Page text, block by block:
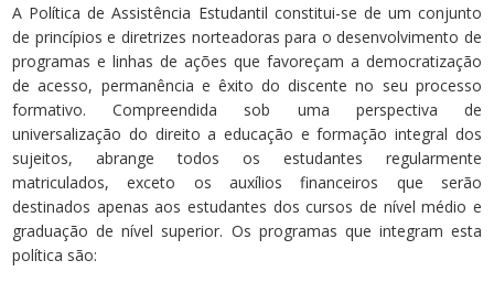
A Política de Assistência Estudantil constitui-se de um conjunto
de princípios e diretrizes norteadoras para o desenvolvimento de
programas e linhas de ações que favoreçam a democratização
de acesso, permanência e êxito do discente no seu processo
formativo. Compreendida sob uma perspectiva de
universalização do direito a educação e formação integral dos
sujeitos, abrange todos os estudantes regularmente
matriculados, exceto os auxílios financeiros que serão
destinados apenas aos estudantes dos cursos de nível médio e
graduação de nível superior. Os programas que integram esta
política são: